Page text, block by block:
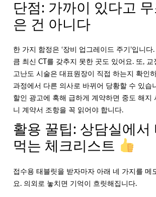
단점: 가까이 있다고
은 건 아니다
한 가지 함정은 ‘장비 업그레이드 주기’입니
큼 최신 CT를 갖추지 못한 곳도 있어요. 또, 교
고난도 시술은 대표원장이 직접 하는지 확인
과정에서 다른 의사로 바뀌어 당황할 수 있습
할인 광고에 혹해 급하게 계약하면 중도 해지
니 계약서 조항을 꼭 읽어야 합니다.
활용 꿀팁: 상담실에서
먹는 체크리스트
접수용 태블릿을 받자마자 아래 네 가지를 메
요. 의외로 놓치면 기억이 흐릿해집니다.